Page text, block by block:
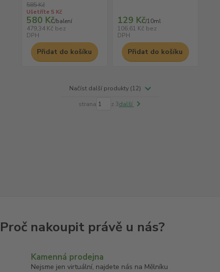
585 Kč
Ušetříte 5 Kč
580 Kč/balení
479,34 Kč bez
DPH
Přidat do košíku
129 Kč/10ml
106,61 Kč bez
DPH
Přidat do košíku
Načíst další produkty (12)
strana z 3další
Kamenná prodejna
Nejsme jen virtuální, najdete nás na Mělníku